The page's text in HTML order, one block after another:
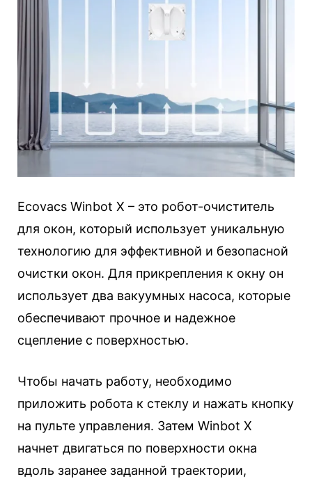
Ecovacs Winbot X – это робот-очиститель
для окон, который использует уникальную
технологию для эффективной и безопасной
очистки окон. Для прикрепления к окну он
использует два вакуумных насоса, которые
обеспечивают прочное и надежное
сцепление с поверхностью.
Чтобы начать работу, необходимо
приложить робота к стеклу и нажать кнопку
на пульте управления. Затем Winbot X
начнет двигаться по поверхности окна
вдоль заранее заданной траектории,